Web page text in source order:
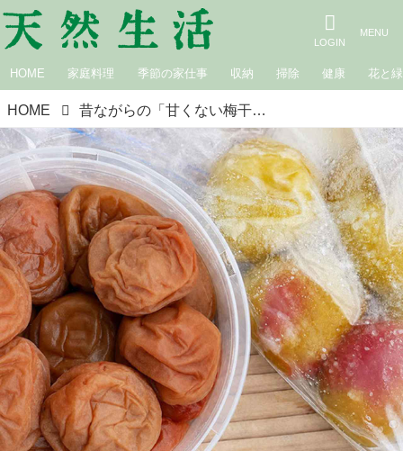
HOME 家庭料理 季節の家仕事 収納 掃除 健康 花と緑
HOME 昔ながらの「甘くない梅干し」のつくり方。保存袋で誰でも簡単！梅農家に教わる“完熟梅”で楽しむおすすめ梅仕事／梅ボーイズ・山本将志郎さん